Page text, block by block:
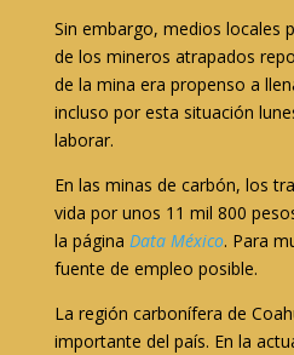
Sin embargo, medios locales
de los mineros atrapados
de la mina era propenso a
incluso por esta situación
laborar.
En las minas de carbón, los
vida por unos 11 mil 800
la página Data México. Para
fuente de empleo posible.
La región carbonífera de
importante del país. En la